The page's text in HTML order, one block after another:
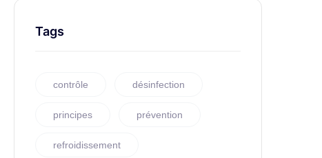
Tags
contrôle désinfection
principes prévention
refroidissement